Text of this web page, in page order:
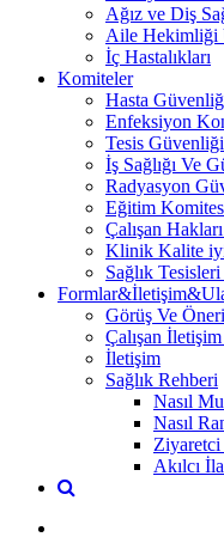
Ağız ve Diş
Aile Hekimliği
İç Hastalıkları
Komiteler
Hasta
Enfeksiyon
Tesis
İş Sağlığı Ve
Radyasyon
Eğitim
Çalışan
Klinik Kalite
Sağlık
Görüş Ve
Çalışan
İletişim
Sağlık Rehberi
Nasıl
Nasıl
Ziyaretci
Akılcı